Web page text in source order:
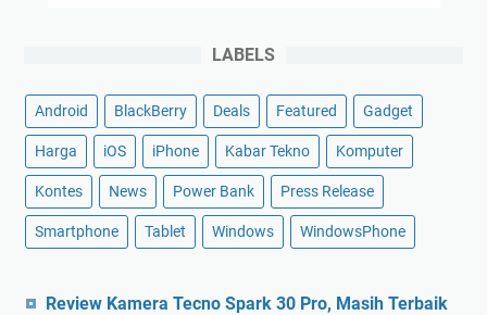
LABELS
Android BlackBerry Deals Featured Gadget
Harga iOS iPhone Kabar Tekno Komputer
Kontes News Power Bank Press Release
Smartphone Tablet Windows WindowsPhone
Review Kamera Tecno Spark 30 Pro, Masih Terbaik